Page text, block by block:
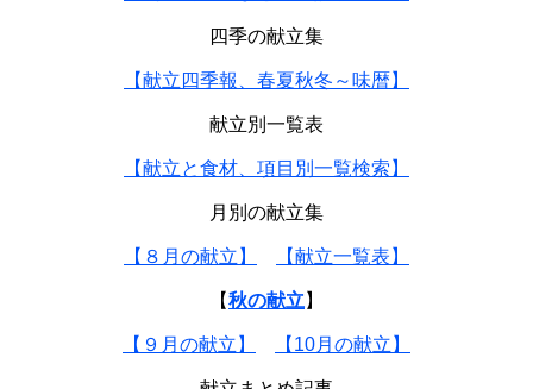
四季の献立集
【献立四季報、春夏秋冬～味暦】
献立別一覧表
【献立と食材、項目別一覧検索】
月別の献立集
【８月の献立】 【献立一覧表】
【秋の献立 】
【９月の献立】 【10月の献立】